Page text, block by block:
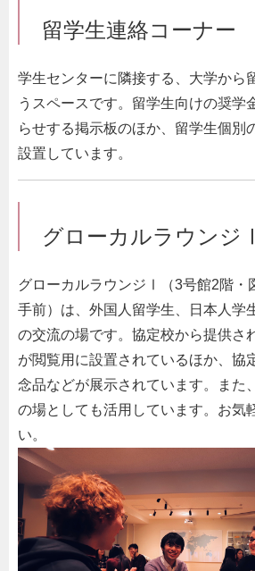
留学生連絡コーナー
学生センターに隣接する、大学から
うスペースです。留学生向けの奨学
らせする掲示板のほか、留学生個別
設置しています。
グローカルラウンジⅠ
グローカルラウンジⅠ（3号館2階・
手前）は、外国人留学生、日本人学
の交流の場です。協定校から提供さ
が閲覧用に設置されているほか、協
念品などが展示されています。また
の場としても活用しています。お気
い。